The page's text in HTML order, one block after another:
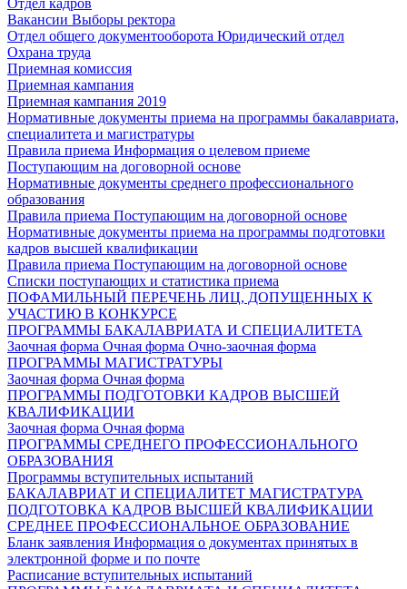
Вакансии Выборы ректора
Отдел общего документооборота Юридический отдел
Охрана труда
Приемная комиссия
Приемная кампания
Приемная кампания 2019
Нормативные документы приема на программы бакалавриата,
специалитета и магистратуры
Правила приема Информация о целевом приеме
Поступающим на договорной основе
Нормативные документы среднего профессионального
образования
Правила приема Поступающим на договорной основе
Нормативные документы приема на программы подготовки
кадров высшей квалификации
Правила приема Поступающим на договорной основе
Списки поступающих и статистика приема
ПОФАМИЛЬНЫЙ ПЕРЕЧЕНЬ ЛИЦ, ДОПУЩЕННЫХ К
УЧАСТИЮ В КОНКУРСЕ
ПРОГРАММЫ БАКАЛАВРИАТА И СПЕЦИАЛИТЕТА
Заочная форма Очная форма Очно-заочная форма
ПРОГРАММЫ МАГИСТРАТУРЫ
Заочная форма Очная форма
ПРОГРАММЫ ПОДГОТОВКИ КАДРОВ ВЫСШЕЙ
КВАЛИФИКАЦИИ
Заочная форма Очная форма
ПРОГРАММЫ СРЕДНЕГО ПРОФЕССИОНАЛЬНОГО
ОБРАЗОВАНИЯ
Программы вступительных испытаний
БАКАЛАВРИАТ И СПЕЦИАЛИТЕТ МАГИСТРАТУРА
ПОДГОТОВКА КАДРОВ ВЫСШЕЙ КВАЛИФИКАЦИИ
СРЕДНЕЕ ПРОФЕССИОНАЛЬНОЕ ОБРАЗОВАНИЕ
Бланк заявления Информация о документах принятых в
электронной форме и по почте
Расписание вступительных испытаний